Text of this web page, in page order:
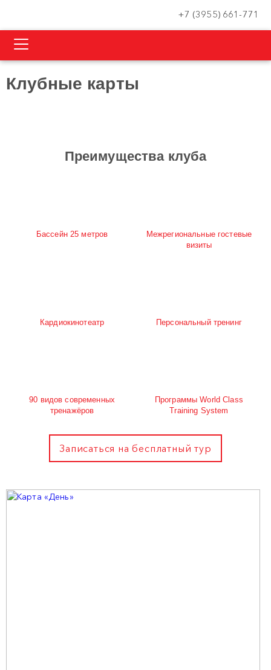
+7 (3955) 661-771
Клубные карты
Преимущества клуба
Бассейн 25 метров
Межрегиональные гостевые
визиты
Кардиокинотеатр Персональный тренинг
90 видов современных
тренажёров
Программы World Class
Training System
Записаться на бесплатный тур